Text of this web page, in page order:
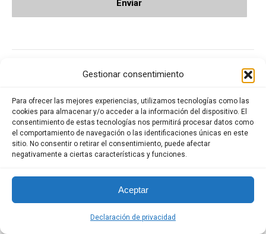
Gestionar consentimiento
Para ofrecer las mejores experiencias, utilizamos tecnologías como las
cookies para almacenar y/o acceder a la información del dispositivo. El
consentimiento de estas tecnologías nos permitirá procesar datos como
el comportamiento de navegación o las identificaciones únicas en este
sitio. No consentir o retirar el consentimiento, puede afectar
negativamente a ciertas características y funciones.
Aceptar
Declaración de privacidad
Transer
(3)
Transporte
(2)
Artículos recientes